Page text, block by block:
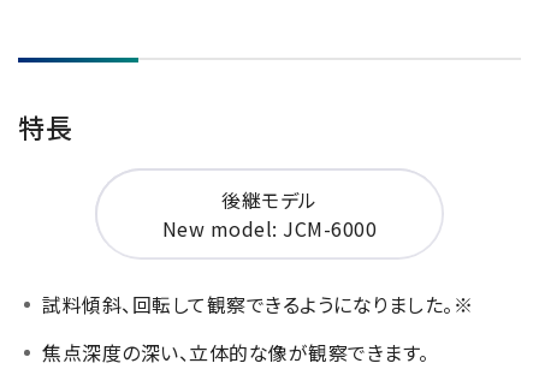
MultiAnalyzer
MSソフトウェア
半導体関連機器
電子ビーム描画装置 (可変・スポット)
ライフサイエンス解析装置
特長
後継モデル
New model: JCM-6000
試料傾斜、回転して観察できるようになりました。※
焦点深度の深い、立体的な像が観察できます。